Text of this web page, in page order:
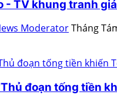
- TV khung tranh
ModeratorTháng
đoạn tống tiền